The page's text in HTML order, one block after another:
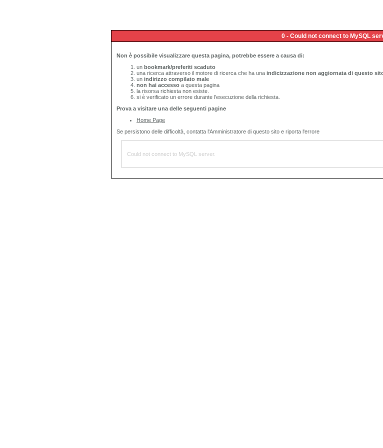
0 - Could not connect to MySQL
Non è possibile visualizzare questa pagina, potrebbe essere a causa di:
un bookmark/preferiti scaduto
una ricerca attraverso il motore di ricerca che ha una indicizzazione non aggiornata di questo
un indirizzo compilato male
non hai accesso a questa pagina
la risorsa richiesta non esiste.
si è verificato un errore durante l'esecuzione della richiesta.
Prova a visitare una delle seguenti pagine
Home Page
Se persistono delle difficoltà, contatta l'Amministratore di questo sito e riporta l'errore
Could not connect to MySQL server.